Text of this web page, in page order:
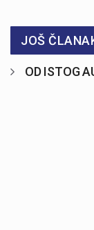
JOŠ
OD ISTOG